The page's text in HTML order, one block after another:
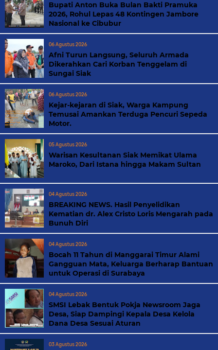
Bupati Anton Buka Bulan Bakti Pramuka
2026, Rohul Lepas 48 Kontingen Jambore
Nasional ke Cibubur
06 Agustus 2026
Afni Turun Langsung, Seluruh Armada
Dikerahkan Cari Korban Tenggelam di
Sungai Siak
06 Agustus 2026
Kejar-kejaran di Siak, Warga Kampung
Temusai Amankan Terduga Pencuri Sepeda
Motor.
05 Agustus 2026
Warisan Kesultanan Siak Memikat Ulama
Maroko, Dari Istana hingga Makam Sultan
04 Agustus 2026
BREAKING NEWS. Hasil Penyelidikan
Kematian dr. Alex Cristo Loris Mengarah pada
Bunuh Diri
04 Agustus 2026
Bocah 11 Tahun di Manggarai Timur Alami
Gangguan Mata, Keluarga Berharap Bantuan
untuk Operasi di Surabaya
04 Agustus 2026
SMSI Lebak Bentuk Pokja Newsroom Jaga
Desa, Siap Dampingi Kepala Desa Kelola
Dana Desa Sesuai Aturan
03 Agustus 2026